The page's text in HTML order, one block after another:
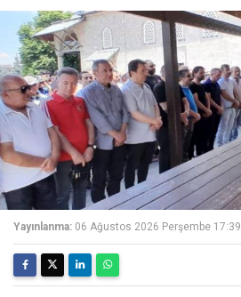
Yayınlanma: 06 Ağustos 2026 Perşembe 17:39